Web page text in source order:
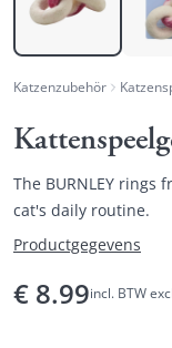
Katzenzubehör
The BURNLEY
cat's daily routine.
Productgegevens
€ 8.99incl. BTW